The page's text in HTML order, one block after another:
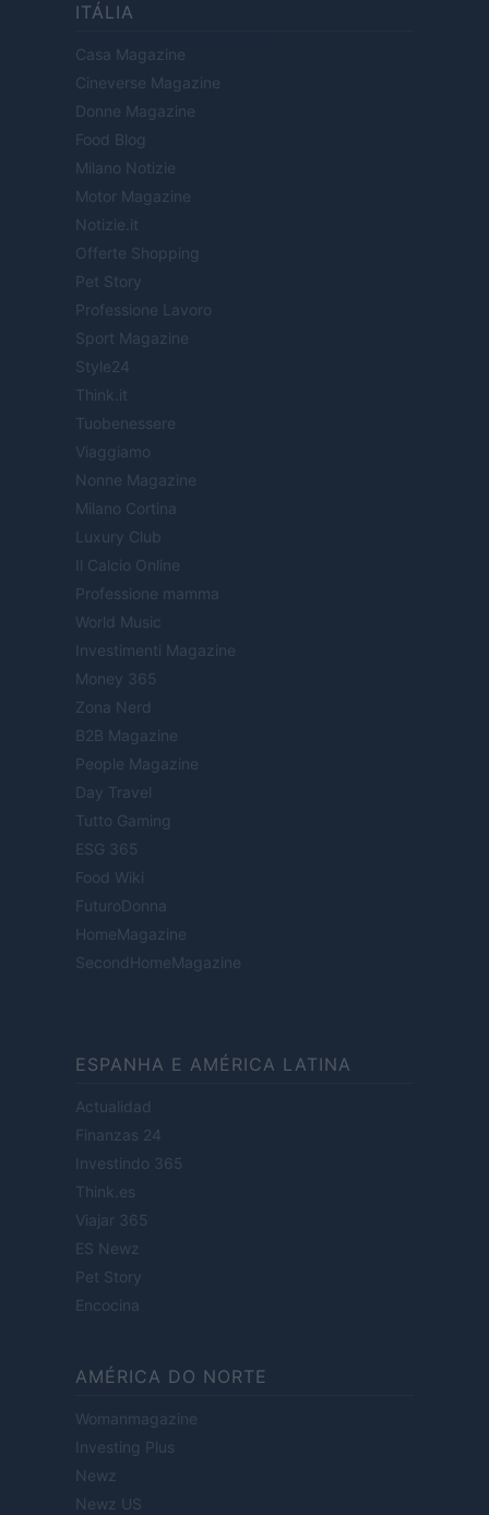
ITÁLIA
Casa Magazine
Cineverse Magazine
Donne Magazine
Food Blog
Milano Notizie
Motor Magazine
Notizie.it
Offerte Shopping
Pet Story
Professione Lavoro
Sport Magazine
Style24
Think.it
Tuobenessere
Viaggiamo
Nonne Magazine
Milano Cortina
Luxury Club
Il Calcio Online
Professione mamma
World Music
Investimenti Magazine
Money 365
Zona Nerd
B2B Magazine
People Magazine
Day Travel
Tutto Gaming
ESG 365
Food Wiki
FuturoDonna
HomeMagazine
SecondHomeMagazine
ESPANHA E AMÉRICA LATINA
Actualidad
Finanzas 24
Investindo 365
Think.es
Viajar 365
ES Newz
Pet Story
Encocina
AMÉRICA DO NORTE
Womanmagazine
Investing Plus
Newz
Newz US